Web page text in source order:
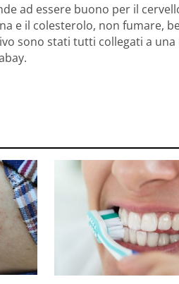
ad essere buono per il
e il colesterolo, non fumare,
sono stati tutti collegati a